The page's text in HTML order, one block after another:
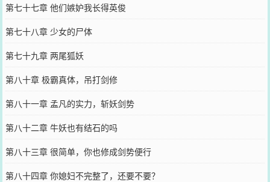
第七十七章 他们嫉妒我长得英俊
第七十八章 少女的尸体
第七十九章 两尾狐妖
第八十章 极霸真体，吊打剑修
第八十一章 孟凡的实力，斩妖剑势
第八十二章 牛妖也有结石的吗
第八十三章 很简单，你也修成剑势便行
第八十四章 你媳妇不完整了，还要不要？